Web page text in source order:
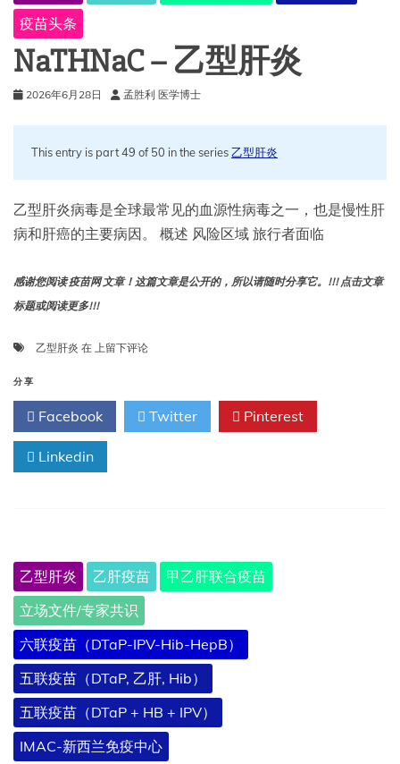
疫苗头条
NaTHNaC – 乙型肝炎
2026年6月28日 孟胜利 医学博士
This entry is part 49 of 50 in the series乙型肝炎
乙型肝炎病毒是全球最常见的血源性病毒之一，也是慢性肝
病和肝癌的主要病因。 概述 风险区域 旅行者面临
感谢您阅读 疫苗网 文章！这篇文章是公开的，所以请随时分享它。!!! 点击文章
标题或阅读更多!!!
乙型肝炎 在 NaTHNaC
型
肝
炎
上留下评论
分享
Facebook Twitter Pinterest
Linkedin
乙型肝炎 乙肝疫苗
甲乙肝联合疫苗
立场文件/专家共识
六联疫苗（DTaP-IPV-Hib-HepB）
五联疫苗（DTaP, 乙肝, Hib）
五联疫苗（DTaP + HB + IPV）
IMAC-新西兰免疫中心